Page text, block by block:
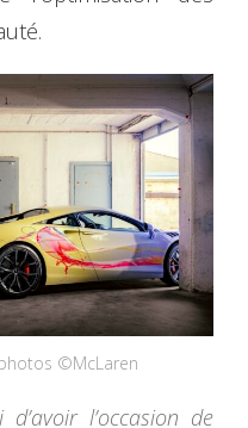
©McLaren
l’occasion de